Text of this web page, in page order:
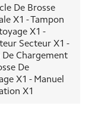
De Brosse
X1 - Tampon
X1 -
Secteur X1 -
Chargement
De
X1 - Manuel
X1